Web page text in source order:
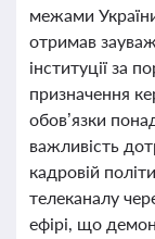
межами
отримав
інституції за
призначення
обов’язки
важливість
кадровій
телеканалу
ефірі, що